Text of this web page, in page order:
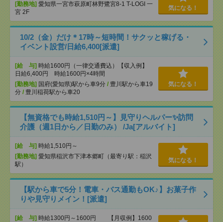
[勤務地] 愛知県一宮市萩原町林野鷺宮8-1 T-LOGI 一
宮 2F
気になる！
10/2（金）だけ＊17時～短時間！サクッと稼げる・
イベント設営/日給6,400[派遣]
[給 与] 時給1600円（一律交通費込）【収入例】
日給6,400円 時給1600円×4時間
[勤務地] 国府(愛知県)駅から車9分 / 豊川駅から車19
分 / 豊川稲荷駅から車20
気になる！
【無資格でも時給1,510円～】見守りヘルパー✨訪問
介護（週1日から／日勤のみ） /Ja[アルバイト]
[給 与] 時給1,510円～
[勤務地] 愛知県稲沢市下津本郷町（最寄り駅：稲沢
駅）
気になる！
【駅から車で5分！電車・バス通勤もOK♪】お菓子作
りや見守りメイン！[派遣]
[給 与] 時給1300円～1600円 【月収例】1600